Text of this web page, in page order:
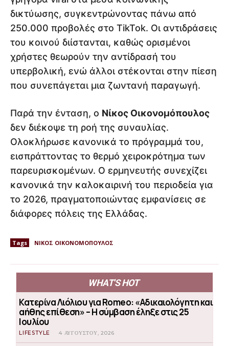
δικτύωσης, συγκεντρώνοντας πάνω από
250.000 προβολές στο TikTok. Οι αντιδράσεις
του κοινού διίστανται, καθώς ορισμένοι
χρήστες θεωρούν την αντίδρασή του
υπερβολική, ενώ άλλοι στέκονται στην πίεση
που συνεπάγεται μια ζωντανή παραγωγή.
Παρά την ένταση, ο Νίκος Οικονομόπουλος
δεν διέκοψε τη ροή της συναυλίας.
Ολοκλήρωσε κανονικά το πρόγραμμά του,
εισπράττοντας το θερμό χειροκρότημα των
παρευρισκομένων. Ο ερμηνευτής συνεχίζει
κανονικά την καλοκαιρινή του περιοδεία για
το 2026, πραγματοποιώντας εμφανίσεις σε
διάφορες πόλεις της Ελλάδας.
Tags ΝΙΚΟΣ ΟΙΚΟΝΟΜΟΠΟΥΛΟΣ
WHAT'S HOT
Κατερίνα Λιόλιου για Romeo: «Αδικαιολόγητη και
αήθης επίθεση» – Η σύμβαση έληξε στις 25
Ιουλίου
LIFESTYLE 4 ΑΥΓΟΎΣΤΟΥ, 2026